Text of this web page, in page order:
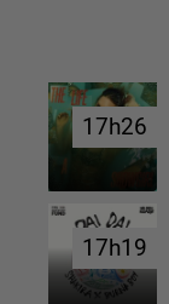
17h26
17h26
17h19
17h19